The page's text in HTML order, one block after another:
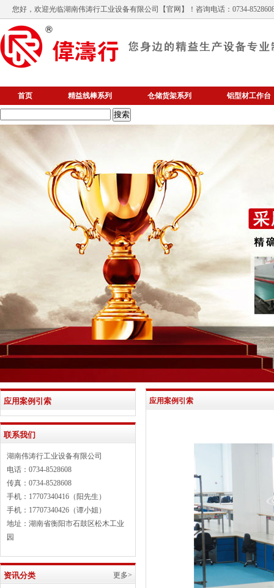
您好，欢迎光临湖南伟涛行工业设备有限公司 【官网】！咨询电话：0734-
首页 精益线棒系列 仓储货架系列 铝型材工作台
应用案例引索
联系我们
湖南伟涛行工业设备有限公司
电话：0734-8528608
传真：0734-8528608
手机：17707340416（阳先生）
手机：17707340426（谭小姐）
地址：湖南省衡阳市石鼓区松木工业
园
资讯分类 更多>
应用案例引索